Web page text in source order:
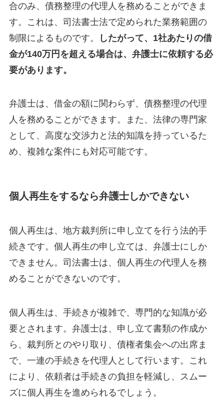
合のみ、債務整理の代理人を務めることができま
す。これは、司法書士法で定められた業務範囲の
制限によるものです。
したがって、1社あたりの借
金が140万円を超える場合は、弁護士に依頼する必
要があります。
弁護士は、借金の額に関わらず、債務整理の代理
人を務めることができます。また、法律の専門家
として、高度な交渉力と法的知識を持っているた
め、複雑な案件にも対応可能です。
個人再生をするなら弁護士しかできない
個人再生は、地方裁判所に申し立てを行う法的手
続きです。個人再生の申し立ては、弁護士にしか
できません。司法書士は、個人再生の代理人を務
めることができないのです。
個人再生は、手続きが複雑で、専門的な知識が必
要とされます。弁護士は、申し立て書類の作成か
ら、裁判所とのやり取り、債権者集会への出席ま
で、一連の手続きを代理人として行います。これ
により、依頼者は手続きの負担を軽減し、スムー
ズに個人再生を進められるでしょう。